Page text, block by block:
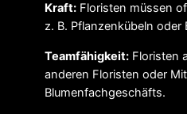
Kraft: Floristen müssen
z. B. Pflanzenkübeln oder
Teamfähigkeit: Floristen
anderen Floristen oder
Blumenfachgeschäfts.